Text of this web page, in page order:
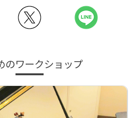
のワークショップ